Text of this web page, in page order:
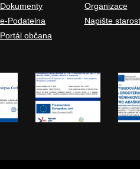
Dokumenty
e-Podatelna
Portál občana
Organizace
Napište